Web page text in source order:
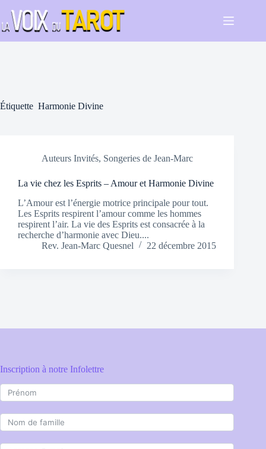
contenu
Étiquette Harmonie Divine
Auteurs Invités, Songeries de Jean-Marc
La vie chez les Esprits – Amour et Harmonie Divine
L’Amour est l’énergie motrice principale pour tout.
Les Esprits respirent l’amour comme les hommes
respirent l’air. La vie des Esprits est consacrée à la
recherche d’harmonie avec Dieu....
Rev. Jean-Marc Quesnel
22 décembre 2015
Inscription à notre Infolettre